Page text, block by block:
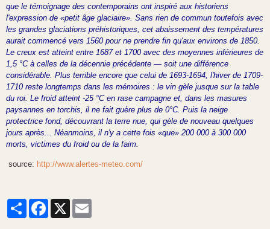
que le témoignage des contemporains ont inspiré aux historiens
l'expression de «petit âge glaciaire». Sans rien de commun toutefois avec
les grandes glaciations préhistoriques, cet abaissement des températures
aurait commencé vers 1560 pour ne prendre fin qu'aux environs de 1850.
Le creux est atteint entre 1687 et 1700 avec des moyennes inférieures de
1,5 °C à celles de la décennie précédente — soit une différence
considérable. Plus terrible encore que celui de 1693-1694, l'hiver de 1709-
1710 reste longtemps dans les mémoires : le vin gèle jusque sur la table
du roi. Le froid atteint -25 °C en rase campagne et, dans les masures
paysannes en torchis, il ne fait guère plus de 0°C. Puis la neige
protectrice fond, découvrant la terre nue, qui gèle de nouveau quelques
jours après... Néanmoins, il n'y a cette fois «que» 200 000 à 300 000
morts, victimes du froid ou de la faim.
source: http://www.alertes-meteo.com/
PartagerFacebook
X